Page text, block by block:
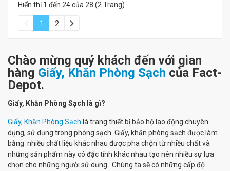
Hiển thị 1 đến 24 của 28 (2 Trang)
1 2
Chào mừng quý khách đến với gian
hàng Giấy, Khăn Phòng Sạch của Fact-
Depot.
Giấy, Khăn Phòng Sạch là gì?
Giấy, Khăn Phòng Sạch là trang thiết bị bảo hộ lao động chuyên
dụng, sử dụng trong phòng sạch. Giấy, khăn phòng sạch được làm
bằng nhiều chất liệu khác nhau được pha chộn từ nhiều chất và
những sản phẩm này có đặc tính khác nhau tạo nên nhiều sự lựa
chọn cho những người sử dụng. Chúng ta sẽ có những cấp độ